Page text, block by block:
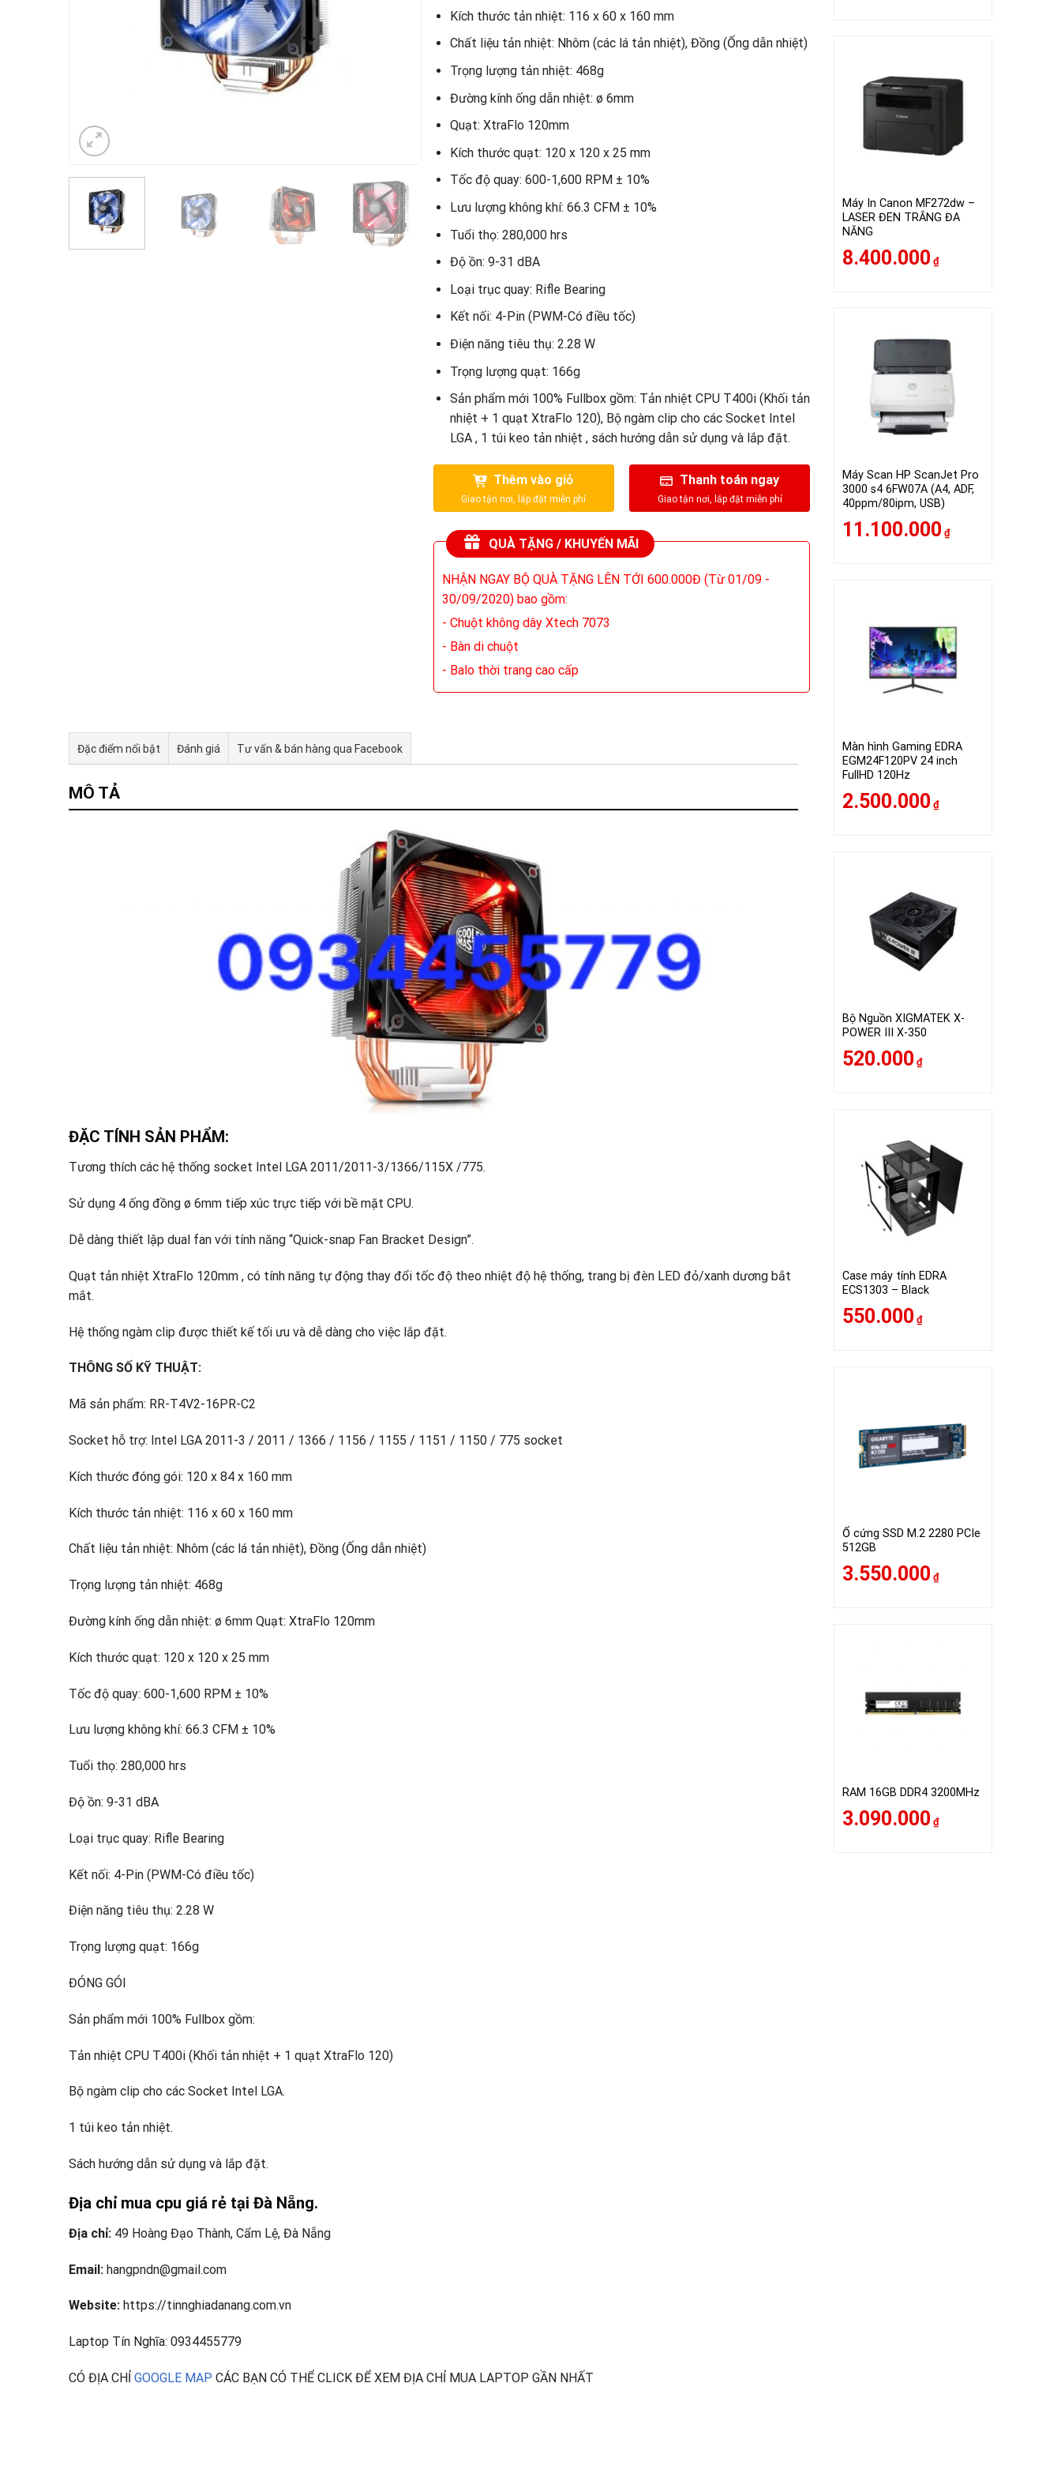
Máy In Canon MF272dw –
LASER ĐEN TRẮNG ĐA
NĂNG
8.400.000 ₫
Máy Scan HP ScanJet Pro
3000 s4 6FW07A (A4, ADF,
40ppm/80ipm, USB)
11.100.000 ₫
Màn hình Gaming EDRA
EGM24F120PV 24 inch
FullHD 120Hz
2.500.000 ₫
Bộ Nguồn XIGMATEK X-
POWER III X-350
520.000 ₫
Case máy tính EDRA
ECS1303 – Black
550.000 ₫
Ổ cứng SSD M.2 2280 PCIe
512GB
3.550.000 ₫
RAM 16GB DDR4 3200MHz
3.090.000 ₫
Kích thước tản nhiệt: 116 x 60 x 160 mm
Chất liệu tản nhiệt: Nhôm (các lá tản nhiệt), Đồng (Ống dẫn nhiệt)
Trọng lượng tản nhiệt: 468g
Đường kính ống dẫn nhiệt: ø 6mm
Quạt: XtraFlo 120mm
Kích thước quạt: 120 x 120 x 25 mm
Tốc độ quay: 600-1,600 RPM ± 10%
Lưu lượng không khí: 66.3 CFM ± 10%
Tuổi thọ: 280,000 hrs
Độ ồn: 9-31 dBA
Loại trục quay: Rifle Bearing
Kết nối: 4-Pin (PWM-Có điều tốc)
Điện năng tiêu thụ: 2.28 W
Trọng lượng quạt: 166g
Sản phẩm mới 100% Fullbox gồm: Tản nhiệt CPU T400i (Khối tản
nhiệt + 1 quạt XtraFlo 120), Bộ ngàm clip cho các Socket Intel
LGA , 1 túi keo tản nhiệt , sách hướng dẫn sử dụng và lắp đặt.
Thêm vào giỏ Thanh toán ngay
QUÀ TẶNG / KHUYẾN MÃI
NHẬN NGAY BỘ QUÀ TẶNG LÊN TỚI 600.000Đ (Từ 01/09 -
30/09/2020) bao gồm:
- Chuột không dây Xtech 7073
- Bàn di chuột
- Balo thời trang cao cấp
Đặc điểm nổi bật Đánh giá Tư vấn & bán hàng qua Facebook
MÔ TẢ
ĐẶC TÍNH SẢN PHẨM:
Tương thích các hệ thống socket Intel LGA 2011/2011-3/1366/115X /775.
Sử dụng 4 ống đồng ø 6mm tiếp xúc trực tiếp với bề mặt CPU.
Dễ dàng thiết lập dual fan với tính năng “Quick-snap Fan Bracket Design”.
Quạt tản nhiệt XtraFlo 120mm , có tính năng tự động thay đổi tốc độ theo nhiệt độ hệ thống, trang bị đèn LED đỏ/xanh dương bắt
mắt.
Hệ thống ngàm clip được thiết kế tối ưu và dễ dàng cho việc lắp đặt.
THÔNG SỐ KỸ THUẬT:
Mã sản phẩm: RR-T4V2-16PR-C2
Socket hỗ trợ: Intel LGA 2011-3 / 2011 / 1366 / 1156 / 1155 / 1151 / 1150 / 775 socket
Kích thước đóng gói: 120 x 84 x 160 mm
Kích thước tản nhiệt: 116 x 60 x 160 mm
Chất liệu tản nhiệt: Nhôm (các lá tản nhiệt), Đồng (Ống dẫn nhiệt)
Trọng lượng tản nhiệt: 468g
Đường kính ống dẫn nhiệt: ø 6mm Quạt: XtraFlo 120mm
Kích thước quạt: 120 x 120 x 25 mm
Tốc độ quay: 600-1,600 RPM ± 10%
Lưu lượng không khí: 66.3 CFM ± 10%
Tuổi thọ: 280,000 hrs
Độ ồn: 9-31 dBA
Loại trục quay: Rifle Bearing
Kết nối: 4-Pin (PWM-Có điều tốc)
Điện năng tiêu thụ: 2.28 W
Trọng lượng quạt: 166g
ĐÓNG GÓI
Sản phẩm mới 100% Fullbox gồm:
Tản nhiệt CPU T400i (Khối tản nhiệt + 1 quạt XtraFlo 120)
Bộ ngàm clip cho các Socket Intel LGA.
1 túi keo tản nhiệt.
Sách hướng dẫn sử dụng và lắp đặt.
Địa chỉ mua cpu giá rẻ tại Đà Nẵng.
Địa chỉ: 49 Hoàng Đạo Thành, Cẩm Lệ, Đà Nẵng
Email: hangpndn@gmail.com
Website: https://tinnghiadanang.com.vn
Laptop Tín Nghĩa: 0934455779
CÓ ĐỊA CHỈ GOOGLE MAP CÁC BẠN CÓ THỂ CLICK ĐỂ XEM ĐỊA CHỈ MUA LAPTOP GẦN NHẤT